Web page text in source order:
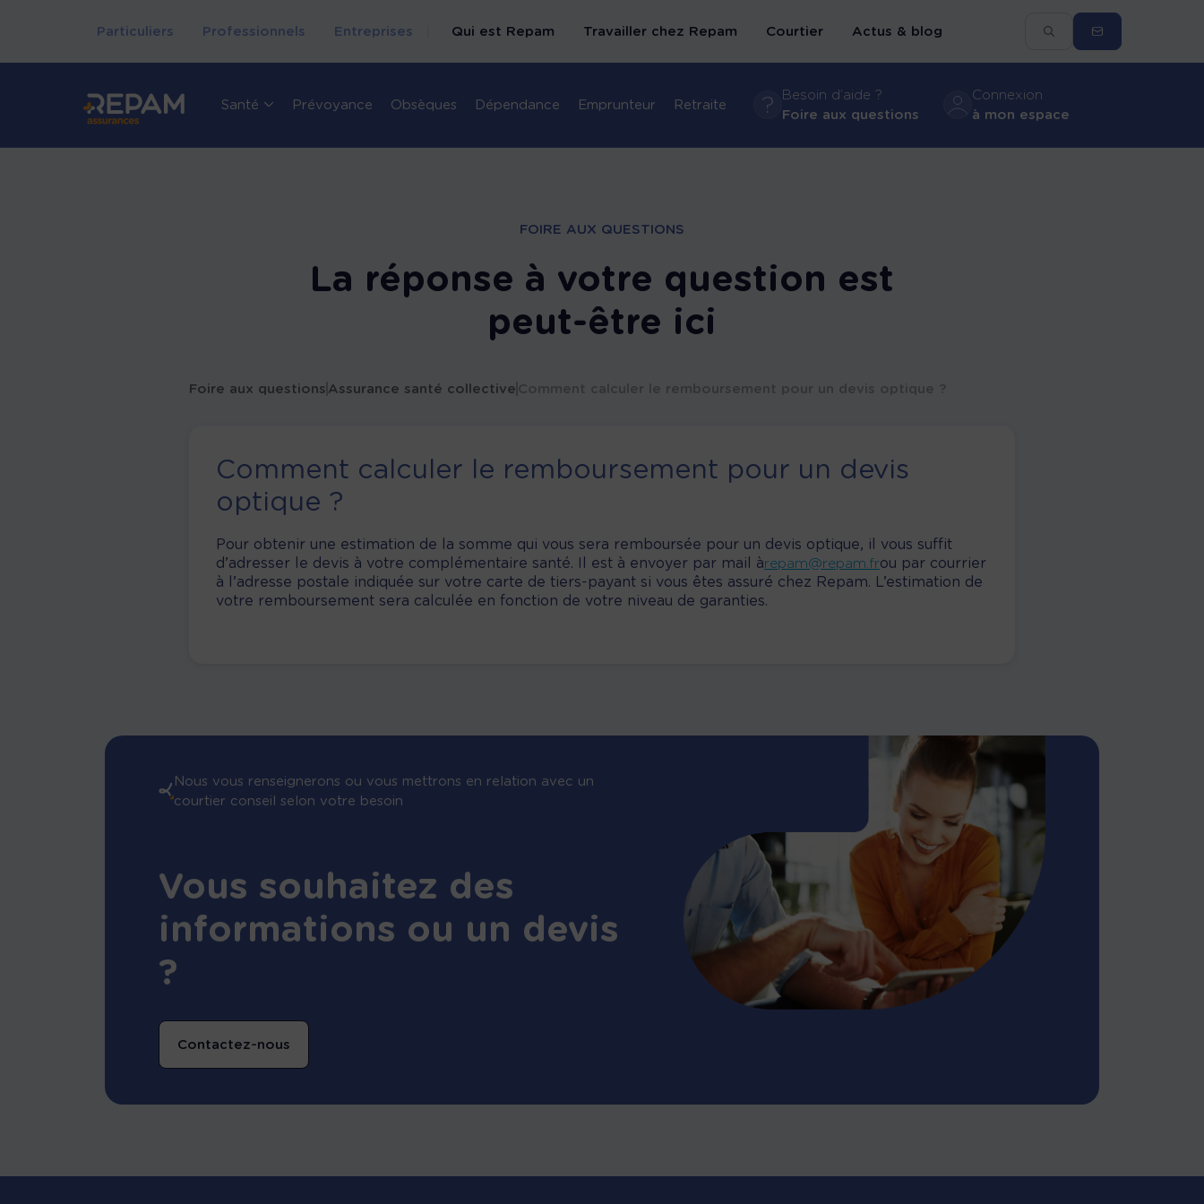
Particuliers Professionnels Entreprises Qui est Repam Travailler chez Repam
Bienvenue chez
Courtier Actus & blog
Santé Prévoyance Obsèques Dépendance Emprunteur Retraite
Besoin d’aide ?
Foire aux questions
Connexion
à mon espace
FOIRE AUX QUESTIONS
La réponse à votre question est
peut-être ici
Foire aux questions Assurance santé collective Comment calculer le remboursement pour un devis optique ?
Comment calculer le remboursement pour un devis
optique ?
Pour obtenir une estimation de la somme qui vous sera remboursée pour un devis optique, il vous suffit
d’adresser le devis à votre complémentaire santé. Il est à envoyer par mail àrepam@repam.frou par courrier
à l’adresse postale indiquée sur votre carte de tiers-payant si vous êtes assuré chez Repam. L’estimation de
votre remboursement sera calculée en fonction de votre niveau de garanties.
Nous vous renseignerons ou vous mettrons en relation avec un
courtier conseil selon votre besoin
Vous souhaitez des
informations ou un devis
?
Contactez-nous